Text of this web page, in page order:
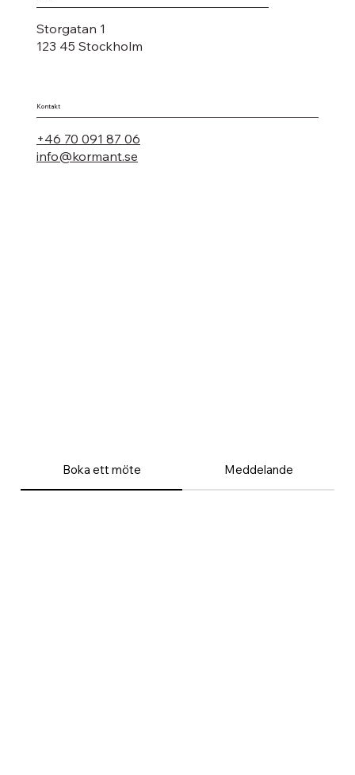
Storgatan 1
123 45 Stockholm
Kontakt
+46 70 091 87 06
info@kormant.se
Boka ett möte Meddelande